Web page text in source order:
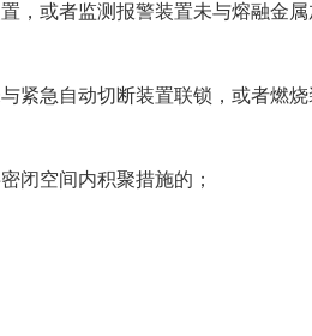
，或者监测报警装置未与熔融金
紧急自动切断装置联锁，或者燃
闭空间内积聚措施的；